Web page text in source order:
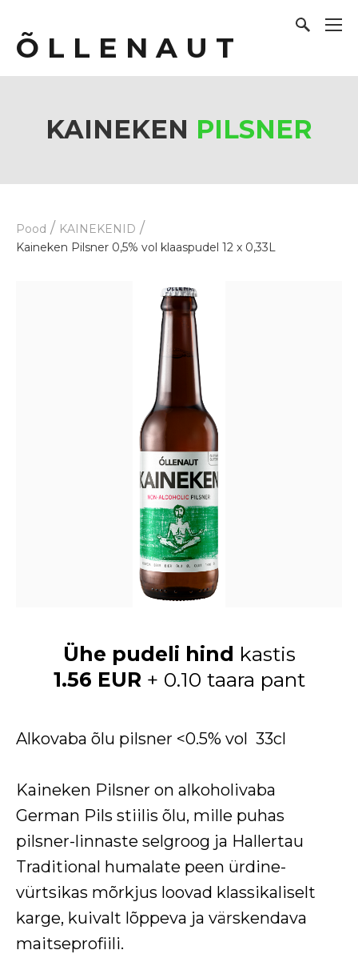
Õ L L E N A U T
KAINEKEN PILSNER
Pood / KAINEKENID /
Kaineken Pilsner 0,5% vol klaaspudel 12 x 0,33L
Ühe pudeli hind kastis
1.56 EUR + 0.10 taara pant
Alkovaba õlu pilsner <0.5% vol 33cl
Kaineken Pilsner on alkoholivaba
German Pils stiilis õlu, mille puhas
pilsner-linnaste selgroog ja Hallertau
Traditional humalate peen ürdine-
vürtsikas mõrkjus loovad klassikaliselt
karge, kuivalt lõppeva ja värskendava
maitseprofiili.